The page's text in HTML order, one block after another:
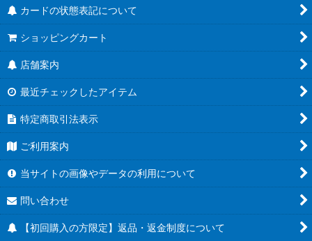
カードの状態表記について
ショッピングカート
店舗案内
最近チェックしたアイテム
特定商取引法表示
ご利用案内
当サイトの画像やデータの利用について
問い合わせ
【初回購入の方限定】返品・返金制度について